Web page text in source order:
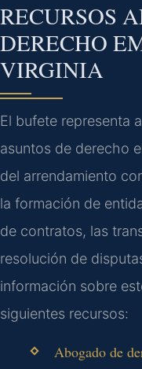
RECURSOS
DERECHO
VIRGINIA
El bufete representa
asuntos de derecho
del arrendamiento
la formación de
de contratos, las
resolución de
información sobre
siguientes recursos:
Abogado de